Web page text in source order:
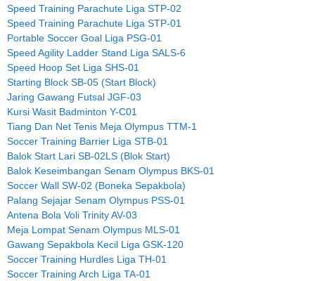
Speed Training Parachute Liga STP-02
Speed Training Parachute Liga STP-01
Portable Soccer Goal Liga PSG-01
Speed Agility Ladder Stand Liga SALS-6
Speed Hoop Set Liga SHS-01
Starting Block SB-05 (Start Block)
Jaring Gawang Futsal JGF-03
Kursi Wasit Badminton Y-C01
Tiang Dan Net Tenis Meja Olympus TTM-1
Soccer Training Barrier Liga STB-01
Balok Start Lari SB-02LS (Blok Start)
Balok Keseimbangan Senam Olympus BKS-01
Soccer Wall SW-02 (Boneka Sepakbola)
Palang Sejajar Senam Olympus PSS-01
Antena Bola Voli Trinity AV-03
Meja Lompat Senam Olympus MLS-01
Gawang Sepakbola Kecil Liga GSK-120
Soccer Training Hurdles Liga TH-01
Soccer Training Arch Liga TA-01